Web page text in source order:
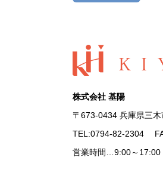
株式会社 基陽
〒673-0434 兵庫県三
TEL:0794-82-2304
営業時間…9:00～17:00